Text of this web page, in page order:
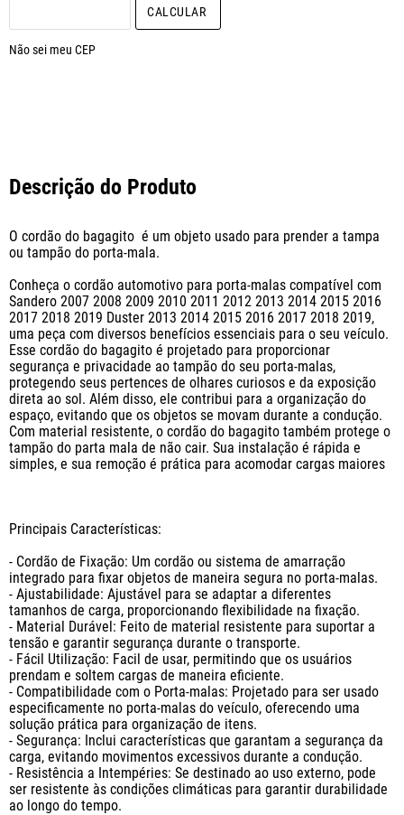
Não sei meu CEP
Descrição do Produto
O cordão do bagagito  é um objeto usado para prender a tampa
ou tampão do porta-mala.
Conheça o cordão automotivo para porta-malas compatível com
Sandero 2007 2008 2009 2010 2011 2012 2013 2014 2015 2016
2017 2018 2019 Duster 2013 2014 2015 2016 2017 2018 2019,
uma peça com diversos benefícios essenciais para o seu veículo.
Esse cordão do bagagito é projetado para proporcionar
segurança e privacidade ao tampão do seu porta-malas,
protegendo seus pertences de olhares curiosos e da exposição
direta ao sol. Além disso, ele contribui para a organização do
espaço, evitando que os objetos se movam durante a condução.
Com material resistente, o cordão do bagagito também protege o
tampão do parta mala de não cair. Sua instalação é rápida e
simples, e sua remoção é prática para acomodar cargas maiores
Principais Características:
- Cordão de Fixação: Um cordão ou sistema de amarração
integrado para fixar objetos de maneira segura no porta-malas.
- Ajustabilidade: Ajustável para se adaptar a diferentes
tamanhos de carga, proporcionando flexibilidade na fixação.
- Material Durável: Feito de material resistente para suportar a
tensão e garantir segurança durante o transporte.
- Fácil Utilização: Facil de usar, permitindo que os usuários
prendam e soltem cargas de maneira eficiente.
- Compatibilidade com o Porta-malas: Projetado para ser usado
especificamente no porta-malas do veículo, oferecendo uma
solução prática para organização de itens.
- Segurança: Inclui características que garantam a segurança da
carga, evitando movimentos excessivos durante a condução.
- Resistência a Intempéries: Se destinado ao uso externo, pode
ser resistente às condições climáticas para garantir durabilidade
ao longo do tempo.